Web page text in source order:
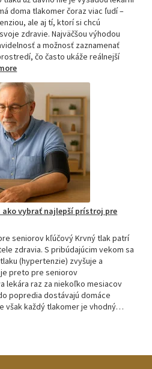
doma tlakomer čoraz viac ľudí –
ale aj tí, ktorí si chcú
zdravie. Najväčšou výhodou
a možnosť zaznamenať
čo často ukáže reálnejší
:
tlakomer
porovnanie:
M2,
M3,
M6
a
M7
ako vybrať najlepší prístroj pre
seniorov kľúčový Krvný tlak patrí
zdravia. S pribúdajúcim vekom sa
(hypertenzie) zvyšuje a
preto pre seniorov
lekára raz za niekoľko mesiacov
popredia dostávajú domáce
však každý tlakomer je vhodný…